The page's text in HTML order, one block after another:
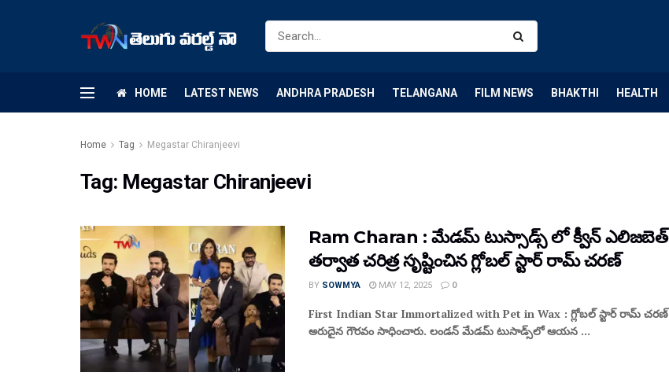
HOME LATEST NEWS ANDHRA PRADESH TELANGANA FILM NEWS BHAKTHI HEALTH
Home Tag Megastar Chiranjeevi
Tag: Megastar Chiranjeevi
Ram Charan : మేడమ్ టుస్సాడ్స్ లో క్వీన్ ఎలిజబెత్
తర్వాత చరిత్ర సృష్టించిన గ్లోబల్ స్టార్ రామ్ చరణ్
BY SOWMYA MAY 12, 2025 0
First Indian Star Immortalized with Pet in Wax : గ్లోబల్ స్టార్ రామ్ చరణ్
అరుదైన గౌరవం సాధించారు. లండన్ మేడమ్ టుసాడ్స్‌లో ఆయన ...